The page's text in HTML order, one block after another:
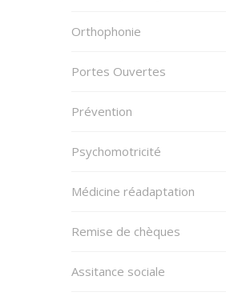
Orthophonie
Portes Ouvertes
Prévention
Psychomotricité
Médicine réadaptation
Remise de chèques
Assitance sociale